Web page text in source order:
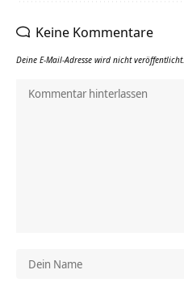
Keine Kommentare
Deine E-Mail-Adresse wird nicht veröffentlicht.